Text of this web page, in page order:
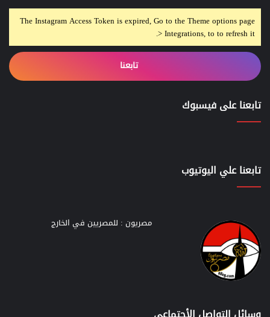
The Instagram Access Token is expired, Go to the Theme options page
> Integrations, to to refresh it.
تابعنا
تابعنا على فيسبوك
تابعنا علي اليوتيوب
مصريون : للمصريين في الخارج